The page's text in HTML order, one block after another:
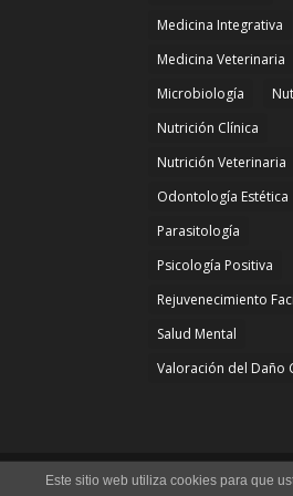
Medicina Integrativa
Medicina Veterinaria
Microbiología
Nutrición Clínica
Nutrición Veterinaria
Odontología Estética
Parasitología
Psicología Positiva
Rejuvenecimiento
Salud Mental
Valoración del Daño
U.P.E. Universidad
Este sitio web utiliza cookies para que